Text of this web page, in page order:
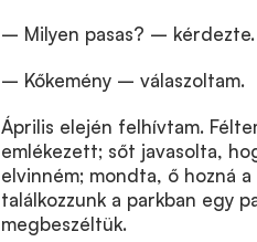
– Milyen pasas? – kérdezte.
– Kőkemény – válaszoltam.
Április elején felhívtam.
emlékezett; sőt javasolta,
elvinném; mondta, ő hozná
találkozzunk a parkban egy
megbeszéltük.